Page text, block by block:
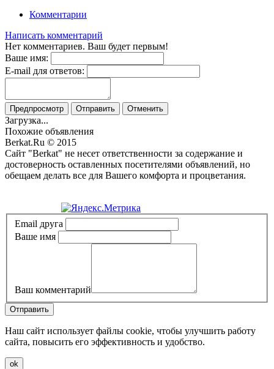
Комментарии
Написать комментарий
Нет комментариев. Ваш будет первым!
Ваше имя:
E-mail для ответов:
Предпросмотр Отправить Отменить
Загрузка...
Похожие объявления
Berkat.Ru © 2015
Сайт "Berkat" не несет ответственности за содержание и
достоверность оставленных посетителями объявлений, но
обещаем делать все для Вашего комфорта и процветания.
Email друга
Ваше имя
Ваш комментарий
Отправить
Наш сайт использует файлы cookie, чтобы улучшить работу
сайта, повысить его эффективность и удобство.
ok